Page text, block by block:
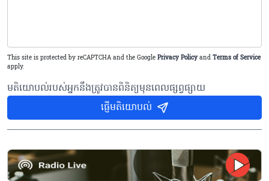
This site is protected by reCAPTCHA and the Google Privacy Policy and Terms of Service
apply.
មតិយោបល់របស់អ្នកនឹងត្រូវបានពិនិត្យមុនពេលផ្សព្វផ្សាយ
ផ្ញើមតិយោបល់